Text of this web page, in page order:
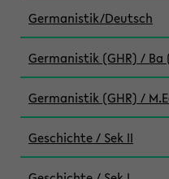
Germanistik/Deutsch
Germanistik (GHR) / Ba
Germanistik (GHR) /
Geschichte / Sek II